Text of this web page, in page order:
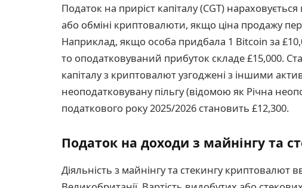
Податок на приріст капіталу (CGT)
або обміні криптовалюти, якщо ціна продажу
Наприклад, якщо особа придбала 1 Bitcoin за
то оподатковуваний прибуток складе £15,000.
капіталу з криптовалют узгоджені з іншими
неоподатковувану пільгу (відомою як Річна
податкового року 2025/2026 становить £12,300.
Податок на доходи з майнінгу та
Діяльність з майнінгу та стекингу